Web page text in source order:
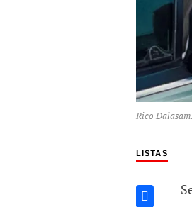
Rico
LISTAS